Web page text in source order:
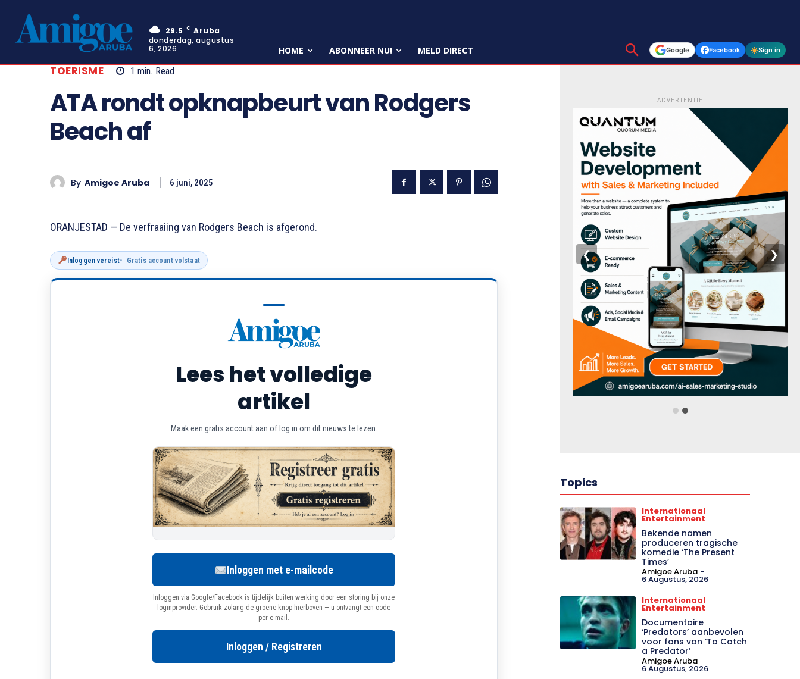
29.5 C Aruba
donderdag, augustus
6, 2026
HOME ABONNEER NU! MELD DIRECT Google Facebook Sign in
TOERISME 1 min. Read
ATA rondt opknapbeurt van Rodgers
Beach af
By Amigoe Aruba 6 juni, 2025
ORANJESTAD — De verfraaiing van Rodgers Beach is afgerond.
Inloggen vereist Gratis account volstaat
Lees het volledige
artikel
Maak een gratis account aan of log in om dit nieuws te lezen.
Inloggen met e-mailcode
Inloggen via Google/Facebook is tijdelijk buiten werking door een storing bij onze
loginprovider. Gebruik zolang de groene knop hierboven — u ontvangt een code
per e-mail.
Inloggen / Registreren
ADVERTENTIE
❮ ❯
Topics
Internationaal
Entertainment
Bekende namen
produceren tragische
komedie ‘The Present
Times’
Amigoe Aruba -
6 Augustus, 2026
Internationaal
Entertainment
Documentaire
‘Predators’ aanbevolen
voor fans van ‘To Catch
a Predator’
Amigoe Aruba -
6 Augustus, 2026